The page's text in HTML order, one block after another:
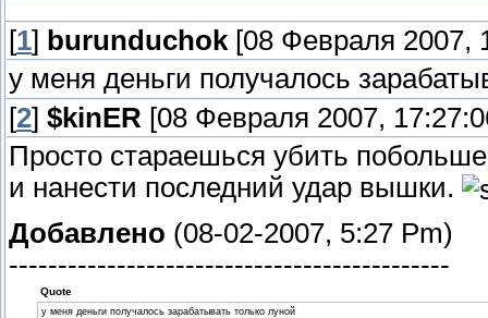
[1] burunduchok [08 Февраля 2007,
у меня деньги получалось
[2] $kinER [08 Февраля 2007,
Просто стараешься убить
и нанести последний удар вышки.
Добавлено (08-02-2007, 5:27 Pm)
---------------------------------------------
Quote
у меня деньги получалось зарабатывать только луной